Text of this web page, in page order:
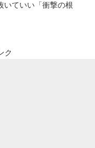
いていい「衝撃の根
ク